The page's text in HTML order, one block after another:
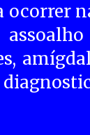
ocorrer